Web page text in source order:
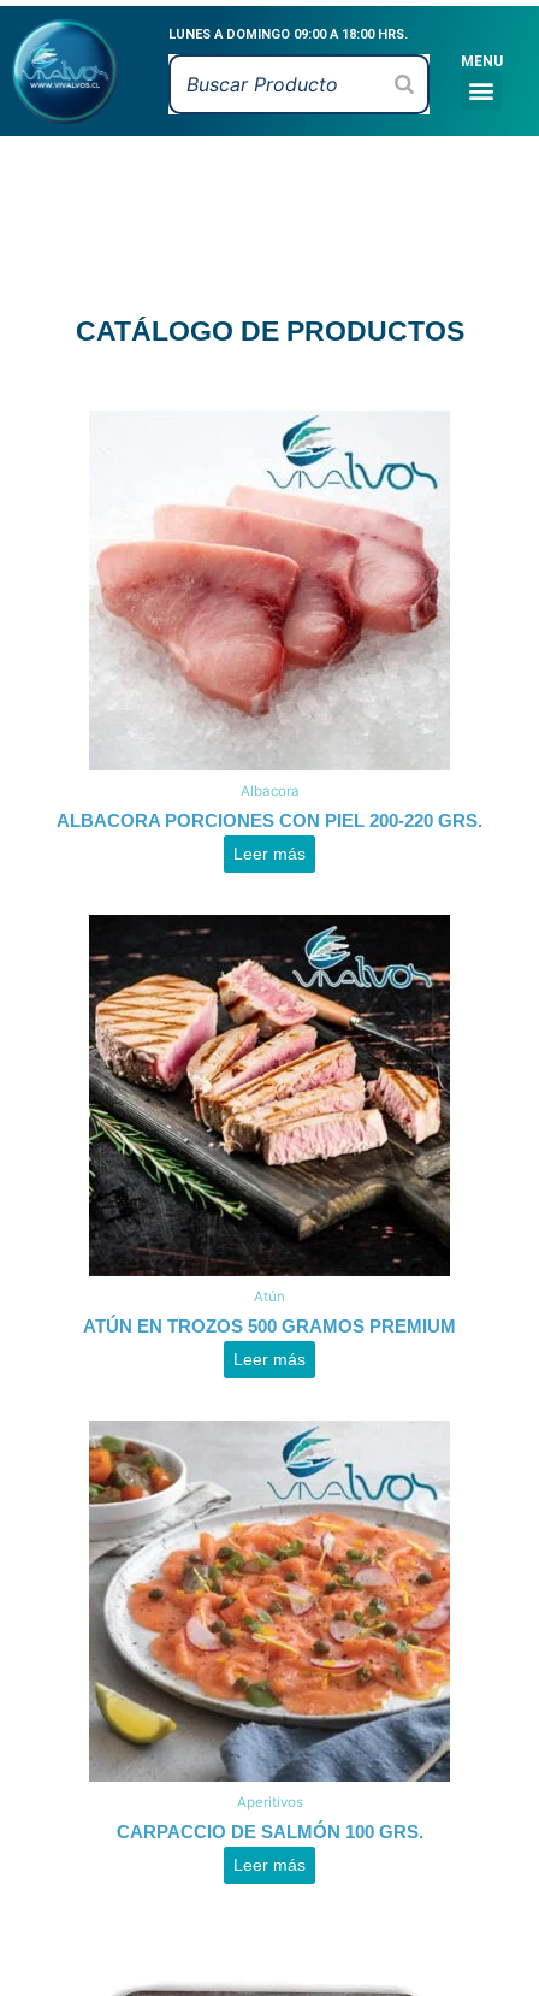
Ir
contenido
LUNES A DOMINGO 09:00 A 18:00 HRS.
MENU
CATÁLOGO DE PRODUCTOS
Albacora
ALBACORA PORCIONES CON PIEL 200-220 GRS.
Leer más
Atún
ATÚN EN TROZOS 500 GRAMOS PREMIUM
Leer más
Aperitivos
CARPACCIO DE SALMÓN 100 GRS.
Leer más